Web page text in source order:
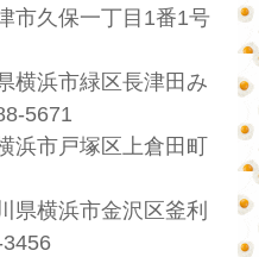
市久保一丁目1番1号
横浜市緑区長津田み
5671
浜市戸塚区上倉田町
県横浜市金沢区釜利